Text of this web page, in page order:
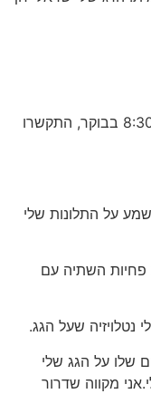
היום אני בתל אביב, אצל חברים. בשעה 8:30 בבוקר, התקשרו
על התלונות שלי
השתיה עם
נטלויזיה שעל הגג.
שלו על הגג שלי
מקווה שדרור